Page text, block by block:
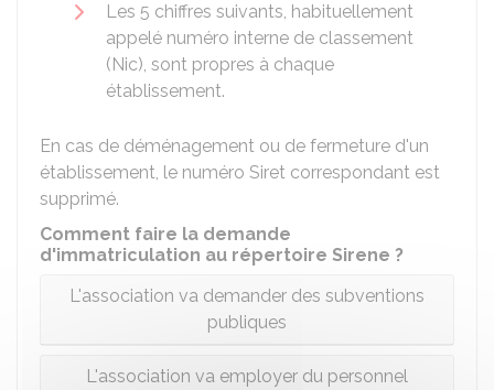
Les 5 chiffres suivants, habituellement
appelé numéro interne de classement
(Nic), sont propres à chaque
établissement.
En cas de déménagement ou de fermeture d'un
établissement, le numéro Siret correspondant est
supprimé.
Comment faire la demande
d'immatriculation au répertoire Sirene ?
L'association va demander des subventions
publiques
L'association va employer du personnel